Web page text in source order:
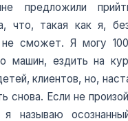
предложили
что, такая как я,
не сможет. Я могу
машин, ездить на
клиентов, но,
снова. Если не
я называю